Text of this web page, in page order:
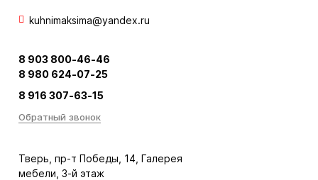
kuhnimaksima@yandex.ru
8 903 800-46-46
8 980 624-07-25
8 916 307-63-15
Обратный звонок
Тверь, пр-т Победы, 14, Галерея
мебели, 3-й этаж